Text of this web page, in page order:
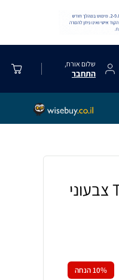
שלום אורח,
התחבר
תיק גב לנוער דגם THE ROLLING STONES צבעוני
10% הנחה